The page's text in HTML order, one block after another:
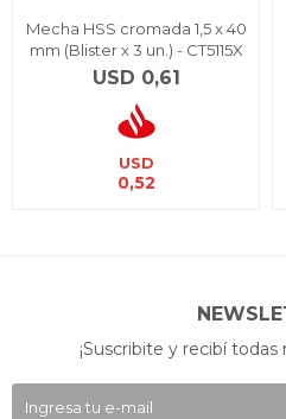
Mecha HSS cromada 1,5 x 40
mm (Blister x 3 un.) - CT5115X
USD 0,61
USD
0,52
¡Suscribite y recibí